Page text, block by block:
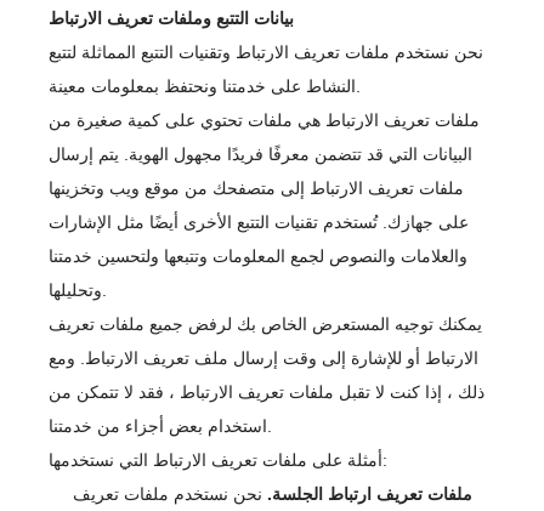
بيانات التتبع وملفات تعريف الارتباط
نحن نستخدم ملفات تعريف الارتباط وتقنيات التتبع المماثلة لتتبع
ملفات تعريف الارتباط هي ملفات تحتوي على كمية صغيرة من
البيانات التي قد تتضمن معرفًا فريدًا مجهول الهوية. يتم إرسال
ملفات تعريف الارتباط إلى متصفحك من موقع ويب وتخزينها
على جهازك. تُستخدم تقنيات التتبع الأخرى أيضًا مثل الإشارات
والعلامات والنصوص لجمع المعلومات وتتبعها ولتحسين خدمتنا
يمكنك توجيه المستعرض الخاص بك لرفض جميع ملفات تعريف
الارتباط أو للإشارة إلى وقت إرسال ملف تعريف الارتباط. ومع
ذلك ، إذا كنت لا تقبل ملفات تعريف الارتباط ، فقد لا تتمكن من
أمثلة على ملفات تعريف الارتباط التي نستخدمها:
ملفات تعريف ارتباط الجلسة. نحن نستخدم ملفات تعريف